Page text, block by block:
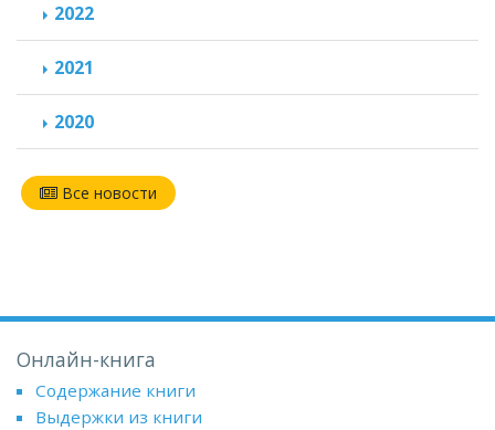
2022
2021
2020
Все новости
Онлайн-книга
Содержание книги
Выдержки из книги